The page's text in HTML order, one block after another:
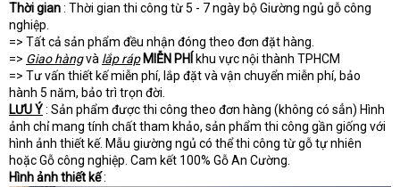
Thời gian: Thời gian thi công từ 5 - 7 ngày bộ Giường ngủ gỗ công
nghiệp.
=> Tất cả sản phẩm đều nhận đóng theo đơn đặt hàng.
=> Giao hàngvà lắp ráp MIỄN PHÍ
khu vực nội thành TPHCM
=> Tư vấn thiết kế miễn phí, lắp đặt và vận chuyển miễn phí, bảo
hành 5 năm, bảo trì trọn đời.
LƯU Ý: Sản phẩm được thi công theo đơn hàng (không có sẳn) Hình
ảnh chỉ mang tính chất tham khảo, sản phẩm thi công gần giống với
hình ảnh thiết kế. Mẫu giường ngủ có thể thi công từ gỗ tự nhiên
hoặc Gỗ công nghiệp. Cam kết 100% Gỗ An Cường.
Hình ảnh thiết kế: